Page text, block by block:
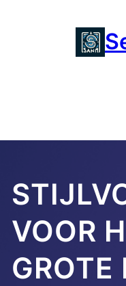
VOOR
GROTE